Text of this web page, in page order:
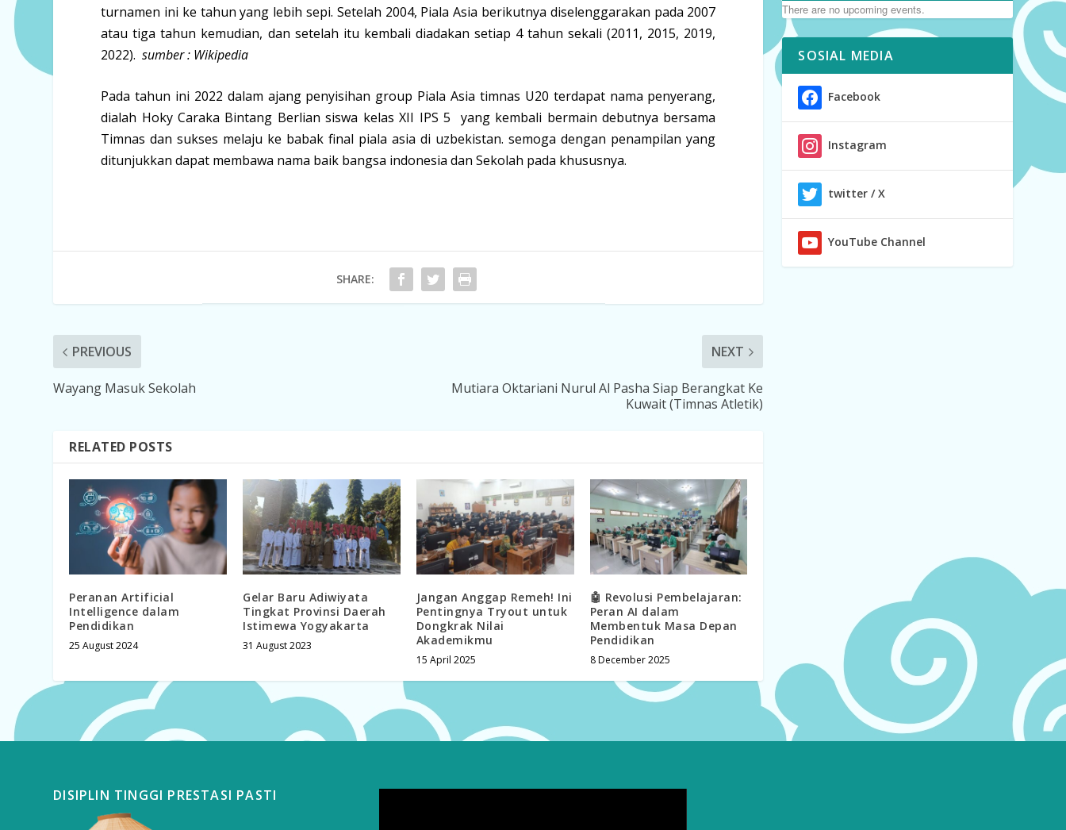
turnamen ini ke tahun yang lebih sepi. Setelah 2004, Piala Asia berikutnya diselenggarakan pada 2007
atau tiga tahun kemudian, dan setelah itu kembali diadakan setiap 4 tahun sekali (2011, 2015, 2019,
2022).sumber : Wikipedia
Pada tahun ini 2022 dalam ajang penyisihan group Piala Asia timnas U20 terdapat nama penyerang,
dialah Hoky Caraka Bintang Berlian siswa kelas XII IPS 5 yang kembali bermain debutnya bersama
Timnas dan sukses melaju ke babak final piala asia di uzbekistan. semoga dengan penampilan yang
ditunjukkan dapat membawa nama baik bangsa indonesia dan Sekolah pada khususnya.
SHARE:
PREVIOUS
Wayang Masuk Sekolah
NEXT
Mutiara Oktariani Nurul Al Pasha Siap Berangkat Ke
Kuwait (Timnas Atletik)
RELATED POSTS
Peranan Artificial
Intelligence dalam
Pendidikan
25 August 2024
Gelar Baru Adiwiyata
Tingkat Provinsi Daerah
Istimewa Yogyakarta
31 August 2023
Jangan Anggap Remeh! Ini
Pentingnya Tryout untuk
Dongkrak Nilai
Akademikmu
15 April 2025
🤖 Revolusi Pembelajaran:
Peran AI dalam
Membentuk Masa Depan
Pendidikan
8 December 2025
There are no upcoming events.
SOSIAL MEDIA
Facebook
Instagram
twitter / X
YouTube Channel
DISIPLIN TINGGI PRESTASI PASTI